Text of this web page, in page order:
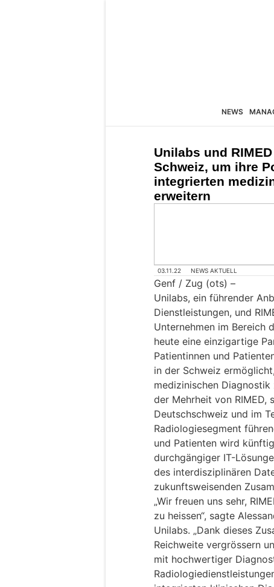
NEWS
Unilabs und
Schweiz, um ihre
integrierten
erweitern
03.11.22 NEWS AKTUELL
Genf / Zug (ots) –
Unilabs, ein führender
Dienstleistungen, und
Unternehmen im Bereich
heute eine einzigartige
Patientinnen und
in der Schweiz
medizinischen
der Mehrheit von RIMED,
Deutschschweiz und im
Radiologiesegment
und Patienten wird
durchgängiger IT-
des interdisziplinären
zukunftsweisenden
„Wir freuen uns sehr,
zu heissen“, sagte
Unilabs. „Dank dieses
Reichweite vergrössern
mit hochwertiger